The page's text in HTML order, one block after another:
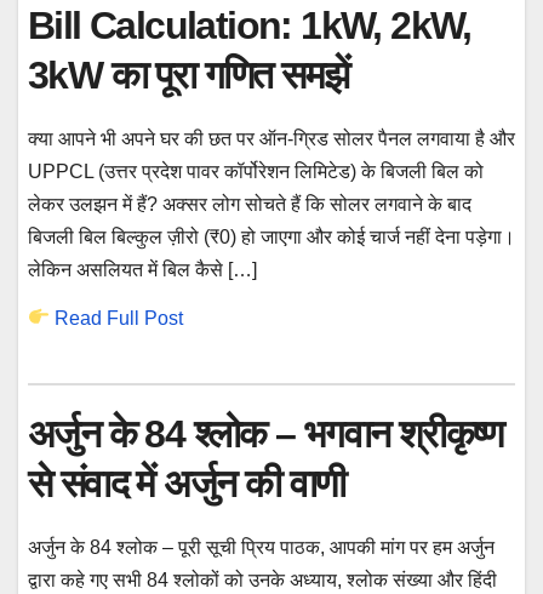
Bill Calculation: 1kW, 2kW,
3kW का पूरा गणित समझें
क्या आपने भी अपने घर की छत पर ऑन-ग्रिड सोलर पैनल लगवाया है और
UPPCL (उत्तर प्रदेश पावर कॉर्पोरेशन लिमिटेड) के बिजली बिल को
लेकर उलझन में हैं? अक्सर लोग सोचते हैं कि सोलर लगवाने के बाद
बिजली बिल बिल्कुल ज़ीरो (₹0) हो जाएगा और कोई चार्ज नहीं देना पड़ेगा।
लेकिन असलियत में बिल कैसे […]
Read Full Post
अर्जुन के 84 श्लोक – भगवान श्रीकृष्ण
से संवाद में अर्जुन की वाणी
अर्जुन के 84 श्लोक – पूरी सूची प्रिय पाठक, आपकी मांग पर हम अर्जुन
द्वारा कहे गए सभी 84 श्लोकों को उनके अध्याय, श्लोक संख्या और हिंदी